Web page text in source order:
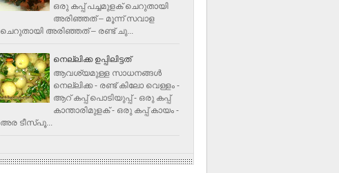
ഒരു കപ്പ് പച്ചമുളക് ചെറുതായി
അരിഞ്ഞത് – മൂന്ന് സവാള
ചെറുതായി അരിഞ്ഞത് – രണ്ട് ചു...
നെല്ലിക്ക ഉപ്പിലിട്ടത്
ആവശ്യമുള്ള സാധനങ്ങള്‍
നെല്ലിക്ക - രണ്ട് കിലോ വെള്ളം -
ആറ് കപ്പ് പൊടിയുപ്പ് - ഒരു കപ്പ്
കാന്താരിമുളക് - ഒരു കപ്പ് കായം -
അര ടീസ്പൂ...